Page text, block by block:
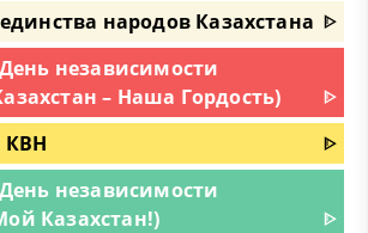
народов Казахстана ᐈ
независимости
– Наша Гордость)
ᐈ
КВН
ᐈ
независимости
Казахстан!)
ᐈ